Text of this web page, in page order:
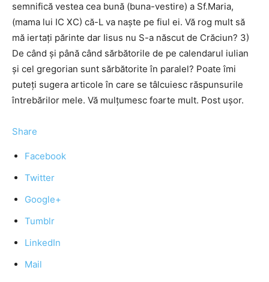
semnifică vestea cea bună (buna-vestire) a Sf.Maria,
(mama lui IC XC) că-L va naște pe fiul ei. Vă rog mult să
mă iertați părinte dar Iisus nu S-a născut de Crăciun? 3)
De când și până când sărbătorile de pe calendarul iulian
și cel gregorian sunt sărbătorite în paralel? Poate îmi
puteți sugera articole în care se tâlcuiesc răspunsurile
întrebărilor mele. Vă mulțumesc foarte mult. Post ușor.
Share
Facebook
Twitter
Google+
Tumblr
LinkedIn
Mail